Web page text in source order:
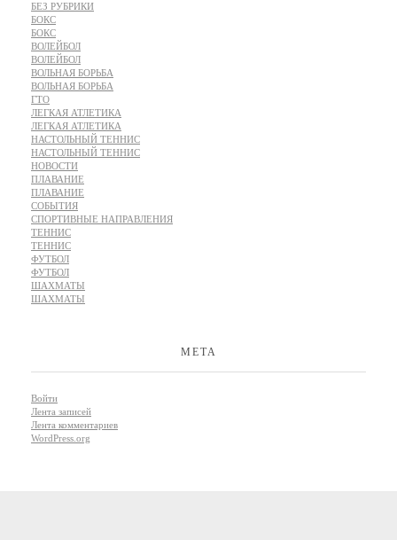
БЕЗ РУБРИКИ
БОКС
БОКС
ВОЛЕЙБОЛ
ВОЛЕЙБОЛ
ВОЛЬНАЯ БОРЬБА
ВОЛЬНАЯ БОРЬБА
ГТО
ЛЕГКАЯ АТЛЕТИКА
ЛЕГКАЯ АТЛЕТИКА
НАСТОЛЬНЫЙ ТЕННИС
НАСТОЛЬНЫЙ ТЕННИС
НОВОСТИ
ПЛАВАНИЕ
ПЛАВАНИЕ
СОБЫТИЯ
СПОРТИВНЫЕ НАПРАВЛЕНИЯ
ТЕННИС
ТЕННИС
ФУТБОЛ
ФУТБОЛ
ШАХМАТЫ
ШАХМАТЫ
МЕТА
Войти
Лента записей
Лента комментариев
WordPress.org